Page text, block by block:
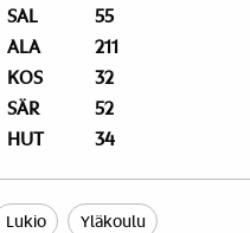
SAL
55
ALA
211
KOS
32
SÄR
52
HUT 34
Lukio Yläkoulu